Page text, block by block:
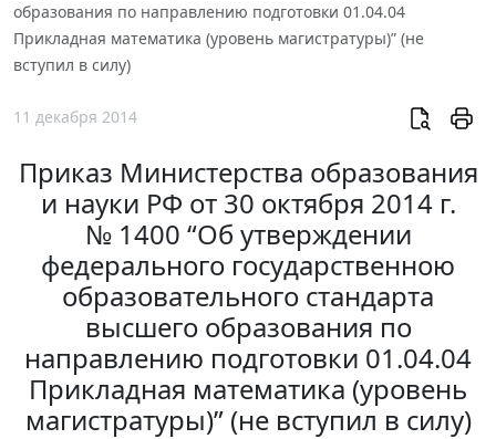
образования по направлению подготовки 01.04.04
Прикладная математика (уровень магистратуры)” (не
вступил в силу)
11 декабря 2014
Приказ Министерства образования
и науки РФ от 30 октября 2014 г.
№ 1400 “Об утверждении
федерального государственною
образовательного стандарта
высшего образования по
направлению подготовки 01.04.04
Прикладная математика (уровень
магистратуры)” (не вступил в силу)